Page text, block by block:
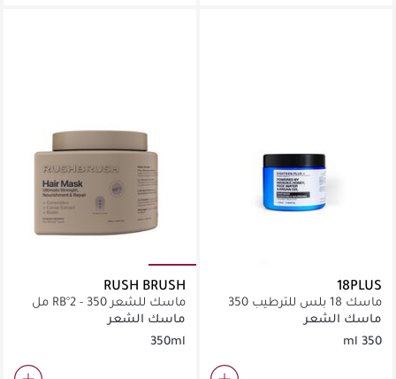
18PLUS
ماسك 18 بلس للترطيب 350
جم
ماسك الشعر
350 ml
RUSH BRUSH
ماسك للشعر RB°2 - 350 مل
ماسك الشعر
350ml